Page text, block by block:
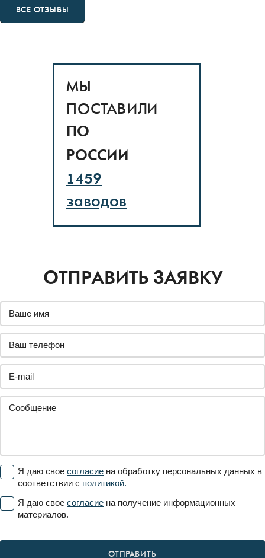
ВСЕ ОТЗЫВЫ
МЫ
ПОСТАВИЛИ
ПО
РОССИИ
1459
заводов
ОТПРАВИТЬ ЗАЯВКУ
Я даю свое согласие на обработку персональных данных в
соответствии с политикой.
Я даю свое согласие на получение информационных
материалов.